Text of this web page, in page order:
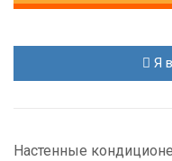
Я
Настенные